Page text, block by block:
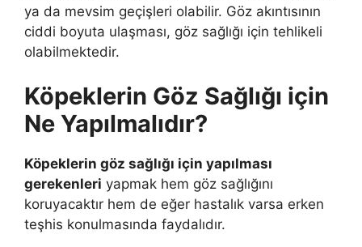
ya da mevsim geçişleri olabilir. Göz akıntısının
ciddi boyuta ulaşması, göz sağlığı için tehlikeli
olabilmektedir.
Köpeklerin Göz Sağlığı için
Ne Yapılmalıdır?
Köpeklerin göz sağlığı için yapılması
gerekenleri yapmak hem göz sağlığını
koruyacaktır hem de eğer hastalık varsa erken
teşhis konulmasında faydalıdır.